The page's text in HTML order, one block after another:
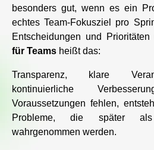
besonders gut, wenn es ein
echtes Team-Fokusziel pro
Entscheidungen und
für Teams heißt das:
Transparenz, klare
kontinuierliche
Voraussetzungen fehlen,
Probleme, die später als
wahrgenommen werden.